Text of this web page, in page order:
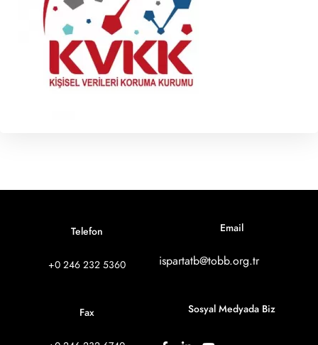
Telefon
+0 246 232 5360
Fax
Email
ispartatb@tobb.org.tr
Sosyal Medyada Biz